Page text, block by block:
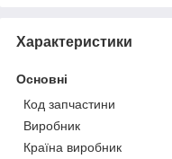
Характеристики
Основні
Код запчастини
Виробник
Країна виробник